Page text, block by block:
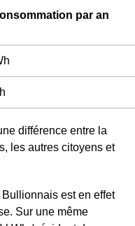
par an
différence entre la
les autres citoyens et
est en effet
Sur une même